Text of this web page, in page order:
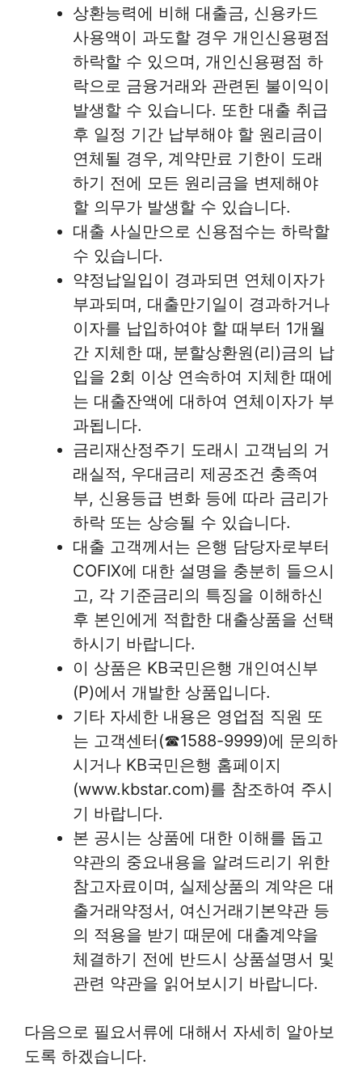
상환능력에 비해 대출금, 신용카드
사용액이 과도할 경우 개인신용평점
하락할 수 있으며, 개인신용평점 하
락으로 금융거래와 관련된 불이익이
발생할 수 있습니다. 또한 대출 취급
후 일정 기간 납부해야 할 원리금이
연체될 경우, 계약만료 기한이 도래
하기 전에 모든 원리금을 변제해야
할 의무가 발생할 수 있습니다.
대출 사실만으로 신용점수는 하락할
수 있습니다.
약정납일입이 경과되면 연체이자가
부과되며, 대출만기일이 경과하거나
이자를 납입하여야 할 때부터 1개월
간 지체한 때, 분할상환원(리)금의 납
입을 2회 이상 연속하여 지체한 때에
는 대출잔액에 대하여 연체이자가 부
과됩니다.
금리재산정주기 도래시 고객님의 거
래실적, 우대금리 제공조건 충족여
부, 신용등급 변화 등에 따라 금리가
하락 또는 상승될 수 있습니다.
대출 고객께서는 은행 담당자로부터
COFIX에 대한 설명을 충분히 들으시
고, 각 기준금리의 특징을 이해하신
후 본인에게 적합한 대출상품을 선택
하시기 바랍니다.
이 상품은 KB국민은행 개인여신부
(P)에서 개발한 상품입니다.
기타 자세한 내용은 영업점 직원 또
는 고객센터(☎1588-9999)에 문의하
시거나 KB국민은행 홈페이지
(www.kbstar.com)를 참조하여 주시
기 바랍니다.
본 공시는 상품에 대한 이해를 돕고
약관의 중요내용을 알려드리기 위한
참고자료이며, 실제상품의 계약은 대
출거래약정서, 여신거래기본약관 등
의 적용을 받기 때문에 대출계약을
체결하기 전에 반드시 상품설명서 및
관련 약관을 읽어보시기 바랍니다.
다음으로 필요서류에 대해서 자세히 알아보
도록 하겠습니다.